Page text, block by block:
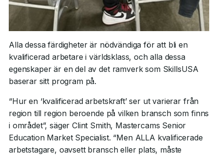
Alla dessa färdigheter är nödvändiga för att bli en
kvalificerad arbetare i världsklass, och alla dessa
egenskaper är en del av det ramverk som SkillsUSA
baserar sitt program på.
“Hur en ‘kvalificerad arbetskraft’ ser ut varierar från
region till region beroende på vilken bransch som finns
i området”, säger Clint Smith, Mastercams Senior
Education Market Specialist. “Men ALLA kvalificerade
arbetstagare, oavsett bransch eller plats, måste